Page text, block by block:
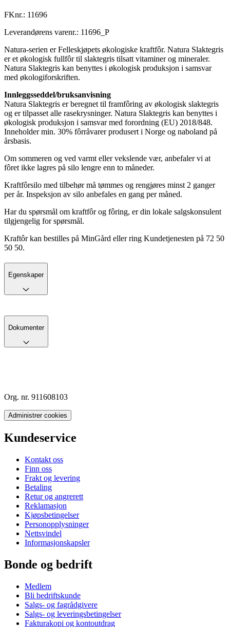
FKnr.: 11696
Leverandørens varenr.: 11696_P
Natura-serien er Felleskjøpets økologiske kraftfôr. Natura Slaktegris
er et økologisk fullfôr til slaktegris tilsatt vitaminer og mineraler.
Natura Slaktegris kan benyttes i økologisk produksjon i samsvar
med økologiforskriften.
Innleggsseddel/bruksanvisning
Natura Slaktegris er beregnet til framfôring av økologisk slaktegris
og er tilpasset alle rasekrysninger. Natura Slaktegris kan benyttes i
økologisk produksjon i samsvar med forordning (EU) 2018/848.
Inneholder min. 30% fôrråvarer produsert i Norge og naboland på
årsbasis.
Om sommeren og ved varmt eller vekslende vær, anbefaler vi at
fôret ikke lagres på silo lengre enn to måneder.
Kraftfôrsilo med tilbehør må tømmes og rengjøres minst 2 ganger
per år. Inspeksjon av silo anbefales en gang per måned.
Har du spørsmål om kraftfôr og fôring, er din lokale salgskonsulent
tilgjengelig for spørsmål.
Kraftôr kan bestilles på MinGård eller ring Kundetjenesten på 72 50
50 50.
Egenskaper
Dokumenter
Org. nr. 911608103
Administrer cookies
Kundeservice
Kontakt oss
Finn oss
Frakt og levering
Betaling
Retur og angrerett
Reklamasjon
Kjøpsbetingelser
Personopplysninger
Nettsvindel
Informasjonskapsler
Bonde og bedrift
Medlem
Bli bedriftskunde
Salgs- og fagrådgivere
Salgs- og leveringsbetingelser
Fakturakopi og kontoutdrag